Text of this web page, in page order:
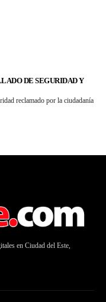
DE SEGURIDAD Y
reclamado por la ciudadanía
en Ciudad del Este,